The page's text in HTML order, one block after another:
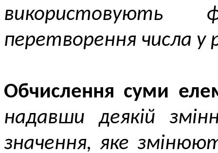
використовують
перетворення числа у
Обчислення суми
надавши деякій
значення, яке